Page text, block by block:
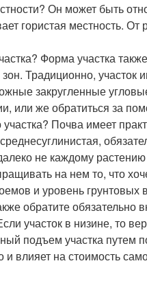
Он может быть
гористая местность.
Форма участка
Традиционно,
закругленные
или же обратиться за
Почва имеет
не каждому
на нем то, что
и уровень
обратите
участок в низине, то
подъем участка
и влияет на стоимость